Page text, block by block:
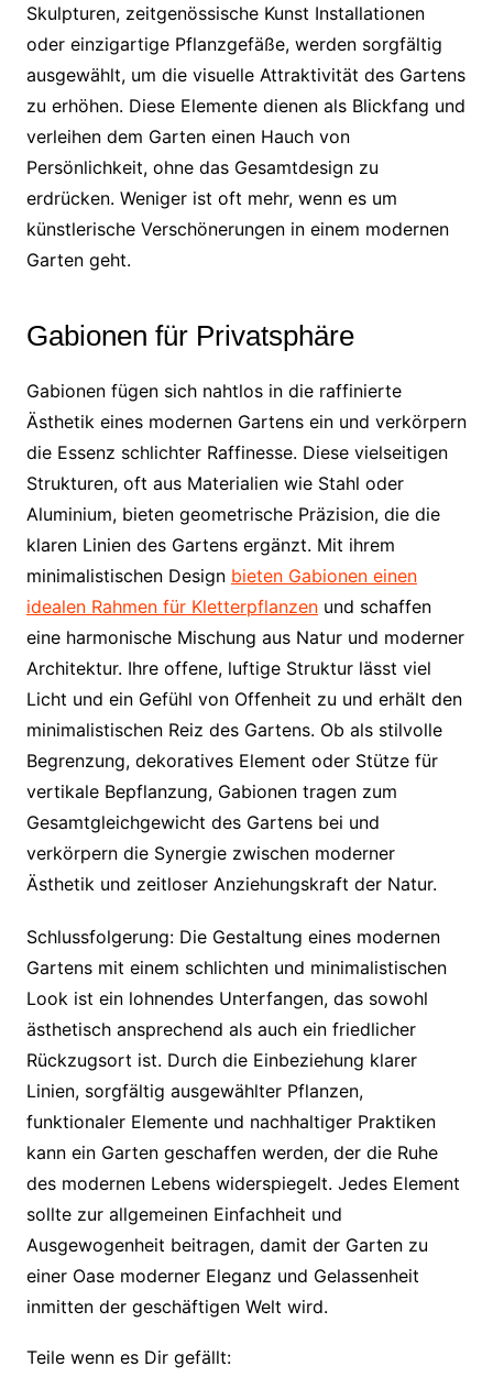
Skulpturen, zeitgenössische Kunst Installationen
oder einzigartige Pflanzgefäße, werden sorgfältig
ausgewählt, um die visuelle Attraktivität des Gartens
zu erhöhen. Diese Elemente dienen als Blickfang und
verleihen dem Garten einen Hauch von
Persönlichkeit, ohne das Gesamtdesign zu
erdrücken. Weniger ist oft mehr, wenn es um
künstlerische Verschönerungen in einem modernen
Garten geht.
Gabionen für Privatsphäre
Gabionen fügen sich nahtlos in die raffinierte
Ästhetik eines modernen Gartens ein und verkörpern
die Essenz schlichter Raffinesse. Diese vielseitigen
Strukturen, oft aus Materialien wie Stahl oder
Aluminium, bieten geometrische Präzision, die die
klaren Linien des Gartens ergänzt. Mit ihrem
minimalistischen Design bieten Gabionen einen
idealen Rahmen für Kletterpflanzenund schaffen
eine harmonische Mischung aus Natur und moderner
Architektur. Ihre offene, luftige Struktur lässt viel
Licht und ein Gefühl von Offenheit zu und erhält den
minimalistischen Reiz des Gartens. Ob als stilvolle
Begrenzung, dekoratives Element oder Stütze für
vertikale Bepflanzung, Gabionen tragen zum
Gesamtgleichgewicht des Gartens bei und
verkörpern die Synergie zwischen moderner
Ästhetik und zeitloser Anziehungskraft der Natur.
Schlussfolgerung: Die Gestaltung eines modernen
Gartens mit einem schlichten und minimalistischen
Look ist ein lohnendes Unterfangen, das sowohl
ästhetisch ansprechend als auch ein friedlicher
Rückzugsort ist. Durch die Einbeziehung klarer
Linien, sorgfältig ausgewählter Pflanzen,
funktionaler Elemente und nachhaltiger Praktiken
kann ein Garten geschaffen werden, der die Ruhe
des modernen Lebens widerspiegelt. Jedes Element
sollte zur allgemeinen Einfachheit und
Ausgewogenheit beitragen, damit der Garten zu
einer Oase moderner Eleganz und Gelassenheit
inmitten der geschäftigen Welt wird.
Teile wenn es Dir gefällt: